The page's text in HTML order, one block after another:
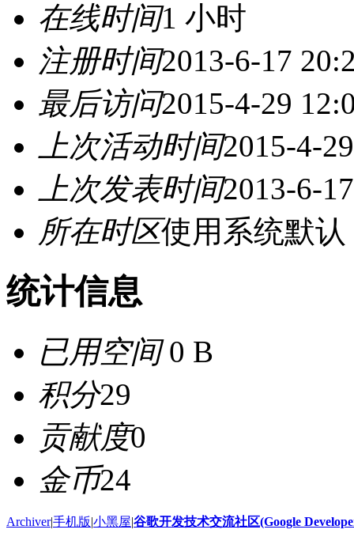
在线时间1 小时
注册时间2013-6-17
最后访问2015-4-29
上次活动时间2015-4-
上次发表时间2013-6-
所在时区使用系统默认
统计信息
已用空间0 B
积分29
贡献度0
金币24
Archiver|手机版|小黑屋|谷歌开发技术交流社区(Google